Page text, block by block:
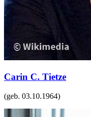
Carin C. Tietze
(geb. 03.10.1964)